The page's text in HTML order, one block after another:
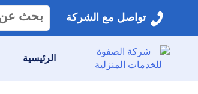
تواصل مع الشركة
البحث
عن:
الرئيسية